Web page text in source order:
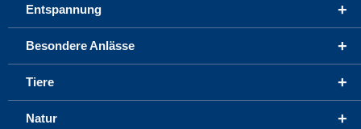
+
Entspannung
+
Besondere Anlässe
+
Tiere
+
Natur